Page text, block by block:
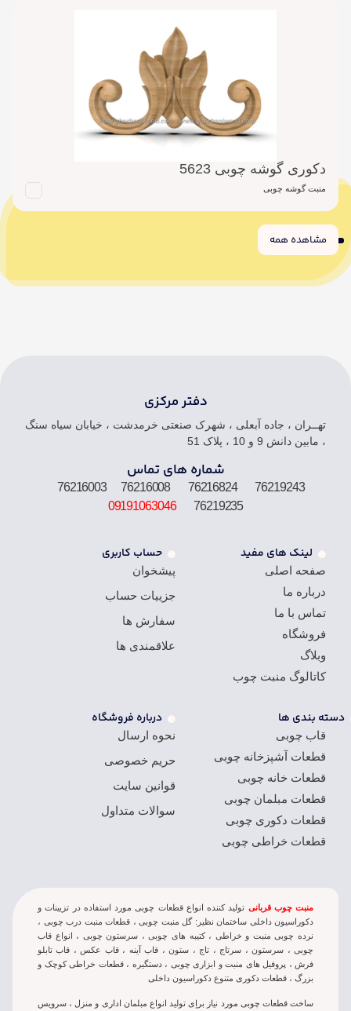
دکوری گوشه چوبی 5623
منبت گوشه چوبی
1
2
3
4 مشاهده همه
دفتر مرکزی
تهــران ، جاده آبعلی ، شهرک صنعتی خرمدشت ، خیابان سیاه سنگ
، مابین دانش 9 و 10 ، پلاک 51
شماره های تماس
76219235
09191063046
لینک های مفید
صفحه اصلی
درباره ما
تماس با ما
فروشگاه
وبلاگ
کاتالوگ منبت چوب
حساب کاربری
پیشخوان
جزییات حساب
سفارش ها
علاقمندی ها
دسته بندی ها
قاب چوبی
قطعات آشپزخانه چوبی
قطعات خانه چوبی
قطعات مبلمان چوبی
قطعات دکوری چوبی
قطعات خراطی چوبی
درباره فروشگاه
نحوه ارسال
حریم خصوصی
قوانین سایت
سوالات متداول
منبت چوب قربانی تولید کننده انواع قطعات چوبی مورد استفاده در تزيينات و
دکوراسيون داخلی ساختمان نظير: گل منبت چوبی ، قطعات منبت درب چوبی ،
نرده چوبی منبت و خراطی ، کتيبه های چوبی ، سرستون چوبی ، انواع قاب
چوبی ، سرستون ، سرتاج ، تاج ، ستون ، قاب آینه ، قاب عکس ، قاب تابلو
فرش ، پروفیل های منبت و ابزاری چوبی ، دستگیره ، قطعات خراطی کوچک و
بزرگ ، قطعات دکوری متنوع دکوراسیون داخلی
ساخت قطعات چوبی مورد نياز براِی توليد انواع مبلمان اداری و منزل ، سرويس